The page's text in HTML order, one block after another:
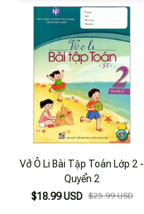
Vở Ô Li Bài Tập Toán Lớp 2 -
Quyển 2
$18.99 USD $25.99 USD